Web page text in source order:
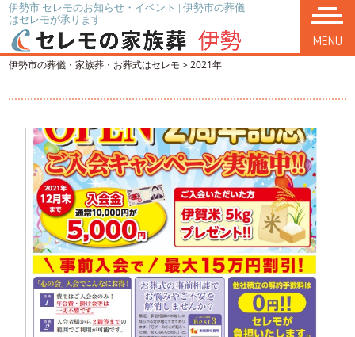
伊勢市 セレモのお知らせ・イベント | 伊勢市の葬儀
はセレモが承ります
MENU
伊勢市の葬儀・家族葬・お葬式はセレモ >2021年